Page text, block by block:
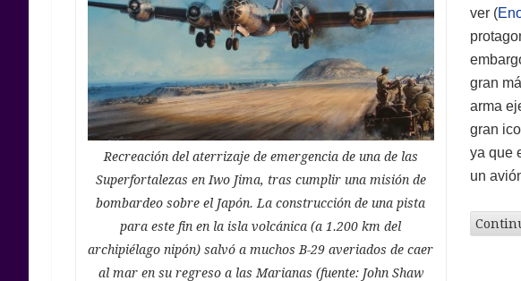
Recreación del aterrizaje de emergencia de una de las
Superfortalezas en Iwo Jima, tras cumplir una misión de
bombardeo sobre el Japón. La construcción de una pista
para este fin en la isla volcánica (a 1.200 km del
archipiélago nipón) salvó a muchos B-29 averiados de caer
al mar en su regreso a las Marianas (fuente: John Shaw
ver (
gran
arma
gran
ya que
un